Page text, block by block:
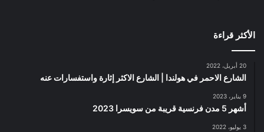
الأكثر قراءة
20 أبريل، 2022
الشارع الاحمر في هولندا | الشارع الاكثر إثارة واستفسارات عنه
9 يناير، 2023
أشهر 5 مدن فرنسية قريبة من سويسرا 2023
3 يوليو، 2022